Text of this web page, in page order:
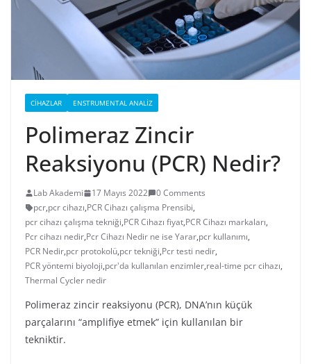
CIHAZLAR ENSTRUMENTAL ANALIZ
Polimeraz Zincir
Reaksiyonu (PCR) Nedir?
Lab Akademi 17 Mayıs 2022
0 Comments
pcr,pcr cihazı,PCR Cihazı çalışma Prensibi,
pcr cihazı çalışma tekniği,PCR Cihazı fiyat,PCR Cihazı markaları,
Pcr cihazı nedir,Pcr Cihazı Nedir ne ise Yarar,pcr kullanımı,
PCR Nedir,pcr protokolü,pcr tekniği,Pcr testi nedir,
PCR yöntemi biyoloji,pcr'da kullanılan enzimler,real-time pcr cihazı,
Thermal Cycler nedir
Polimeraz zincir reaksiyonu (PCR), DNA’nın küçük
parçalarını “amplifiye etmek” için kullanılan bir
tekniktir.